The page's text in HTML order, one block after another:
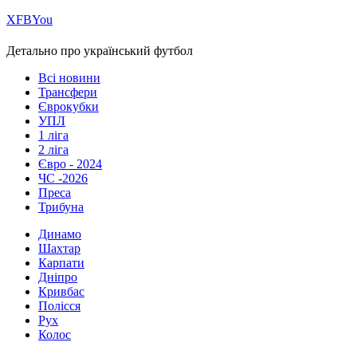
ХFBYou
Детально про український футбол
Всі новини
Трансфери
Єврокубки
УПЛ
1 ліга
2 ліга
Євро - 2024
ЧС -2026
Преса
Трибуна
Динамо
Шахтар
Карпати
Дніпро
Кривбас
Полісся
Рух
Колос